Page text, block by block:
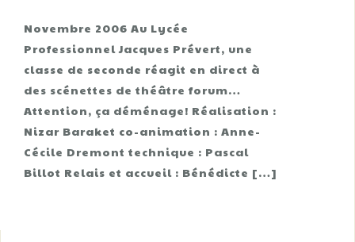
Novembre 2006 Au Lycée
Professionnel Jacques Prévert, une
classe de seconde réagit en direct à
des scénettes de théâtre forum…
Attention, ça déménage! Réalisation :
Nizar Baraket co-animation : Anne-
Cécile Dremont technique : Pascal
Billot Relais et accueil : Bénédicte […]